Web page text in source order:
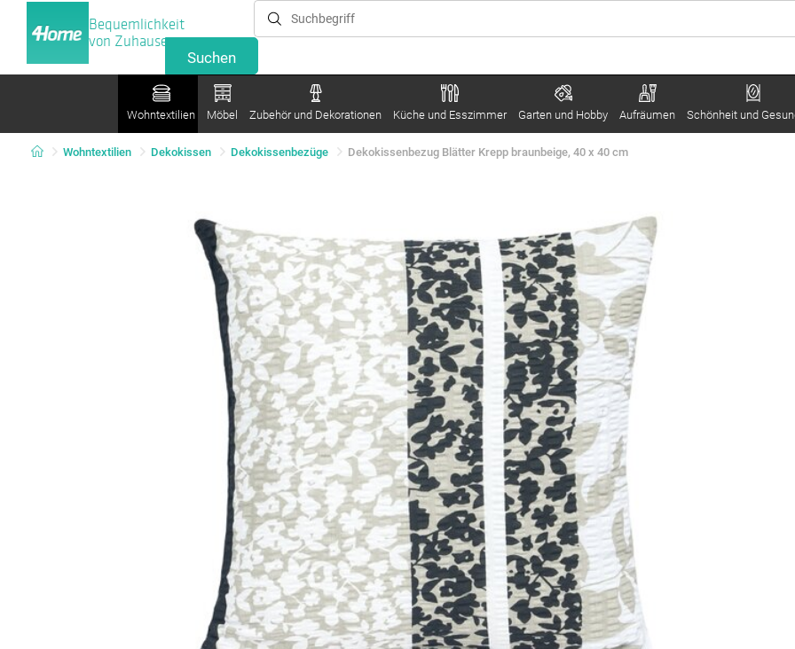
Bequemlichkeit
von Zuhause
Wohntextilien Möbel Zubehör und Dekorationen Küche und Esszimmer Garten und Hobby Aufräumen Schönheit und
Wohntextilien Dekokissen Dekokissenbezüge Dekokissenbezug Blätter Krepp braunbeige, 40 x 40 cm